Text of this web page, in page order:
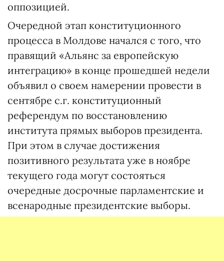
оппозицией.
Очередной этап конституционного
процесса в Молдове начался с того, что
правящий «Альянс за европейскую
интеграцию» в конце прошедшей недели
объявил о своем намерении провести в
сентябре с.г. конституционный
референдум по восстановлению
института прямых выборов президента.
При этом в случае достижения
позитивного результата уже в ноябре
текущего года могут состояться
очередные досрочные парламентские и
всенародные президентские выборы.